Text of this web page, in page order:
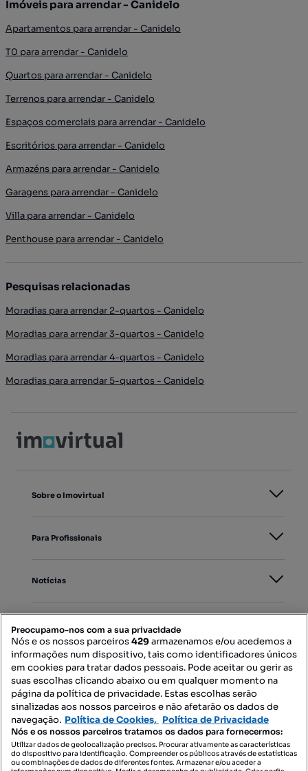
Imóveis para arrendar - Canidelo
Apartamentos para arrendar - Canidelo
T0 para arrendar - Canidelo
Quartos para arrendar - Canidelo
Terrenos para arrendar - Canidelo
Espaços comerciais para arrendar - Canidelo
Escritórios para arrendar - Canidelo
Armazéns para arrendar - Canidelo
Garagens para arrendar - Canidelo
Villa para arrendar - Canidelo
Penthouse para arrendar - Canidelo
Pesquisas relacionadas
Moradias para arrendar 2-quartos - Canidelo
Moradias para arrendar 3-quartos - Canidelo
Moradias para arrendar 4-quartos - Canidelo
Moradias para arrendar 5-quartos - Canidelo
Sobre o Imovirtual
Para Profissionais
Notícias
Mapa do Site
Contacte-nos
SIGA-NOS:
Preocupamo-nos com a sua privacidade
Nós e os nossos parceiros429armazenamos e/ou acedemos a
informações num dispositivo, tais como identificadores únicos
em cookies para tratar dados pessoais. Pode aceitar ou gerir as
suas escolhas clicando abaixo ou em qualquer momento na
página da política de privacidade. Estas escolhas serão
sinalizadas aos nossos parceiros e não afetarão os dados de
navegação. Política de Cookies, Política de Privacidade
Nós e os nossos parceiros tratamos os dados para fornecermos:
Utilizar dados de geolocalização precisos. Procurar ativamente as características
do dispositivo para identificação. Compreender os públicos através de estatísticas
ou combinações de dados de diferentes fontes. Armazenar e/ou aceder a